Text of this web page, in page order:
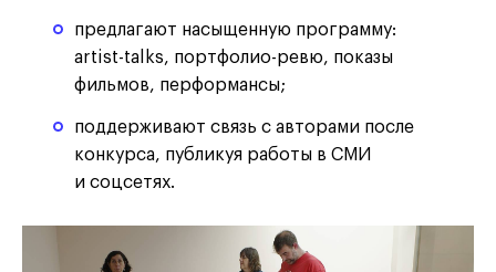
предлагают насыщенную программу:
artist-talks, портфолио-ревю, показы
фильмов, перформансы;
поддерживают связь с авторами после
конкурса, публикуя работы в СМИ
и соцсетях.